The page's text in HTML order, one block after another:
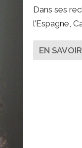
Dans ses
l’Espagne,
EN